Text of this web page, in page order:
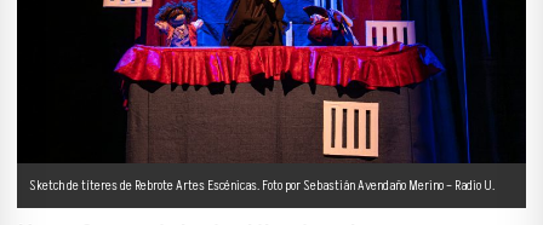
Sketch de títeres de Rebrote Artes Escénicas. Foto por Sebastián Avendaño Merino – Radio U.